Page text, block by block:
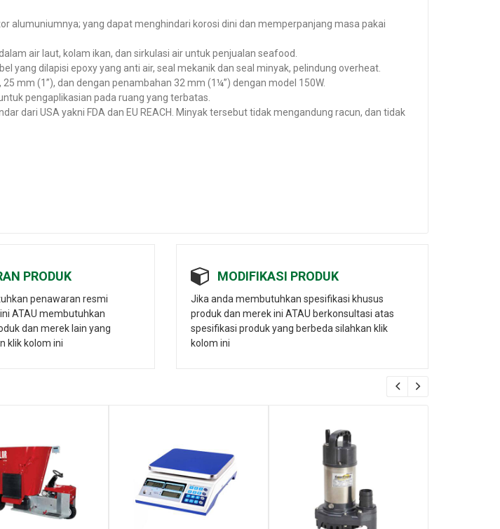
alumuniumnya; yang dapat menghindari korosi dini dan memperpanjang masa pakai
air laut, kolam ikan, dan sirkulasi air untuk penjualan seafood.
yang dilapisi epoxy yang anti air, seal mekanik dan seal minyak, pelindung overheat.
mm (1”), dan dengan penambahan 32 mm (1¼”) dengan model 150W.
pengaplikasian pada ruang yang terbatas.
dari USA yakni FDA dan EU REACH. Minyak tersebut tidak mengandung racun, dan tidak
PRODUK
penawaran resmi
ATAU membutuhkan
dan merek lain yang
klik kolom ini
MODIFIKASI PRODUK
Jika anda membutuhkan spesifikasi khusus
produk dan merek ini ATAU berkonsultasi atas
spesifikasi produk yang berbeda silahkan klik
kolom ini